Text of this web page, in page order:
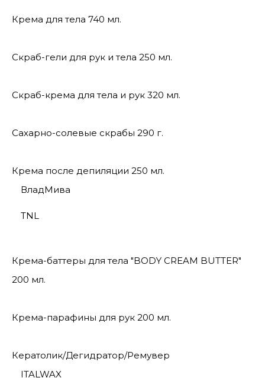
Крема для тела 740 мл.
Скраб-гели для рук и тела 250 мл.
Скраб-крема для тела и рук 320 мл.
Сахарно-солевые скрабы 290 г.
Крема после депиляции 250 мл.
ВладМива
TNL
Крема-баттеры для тела "BODY CREAM BUTTER"
200 мл.
Крема-парафины для рук 200 мл.
Кератолик/Дегидратор/Ремувер
ITALWAX